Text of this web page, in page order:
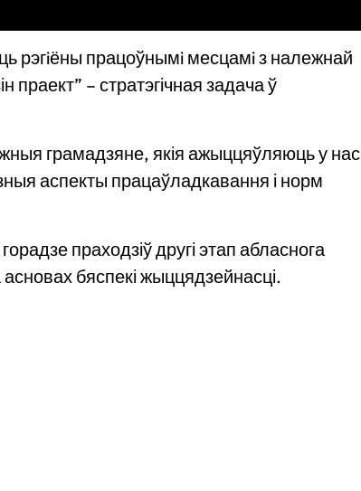
рэгiёны працоўнымi месцамi з належнай
праект” – стратэгічная задача ў
грамадзяне, якія ажыццяўляюць у нас
аспекты працаўладкавання і норм
праходзіў другі этап абласнога
бяспекі жыццядзейнасці.